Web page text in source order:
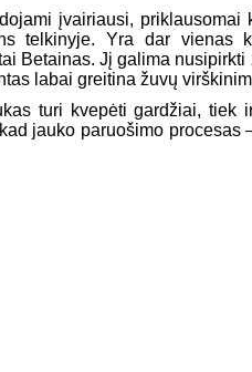
įvairiausi, priklausomai
telkinyje. Yra dar vienas
Betainas. Jį galima
labai greitina žuvų
turi kvepėti gardžiai, tiek
jauko paruošimo procesas